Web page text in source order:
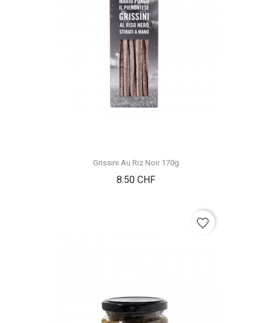
Grissini Au Riz Noir 170g
8.50 CHFPrix
favorite_border